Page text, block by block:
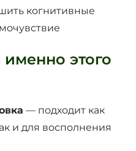
когнитивные
этого
— подходит как
и для восполнения